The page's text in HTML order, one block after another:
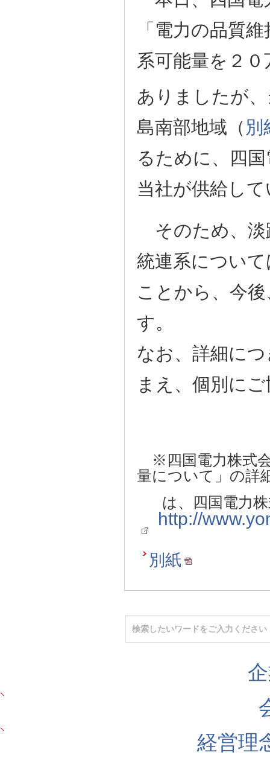
「電力の品質
系可能量を２
ありましたが
島南部地域（ 別
るために、四
当社が供給し
そのため、淡
統連系につい
ことから、今
す。
なお、詳細に
まえ、個別に
※四国電力株式会
量について」の詳
は、四国電力株
http://
別紙
経営理